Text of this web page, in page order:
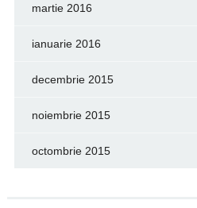
martie 2016
ianuarie 2016
decembrie 2015
noiembrie 2015
octombrie 2015